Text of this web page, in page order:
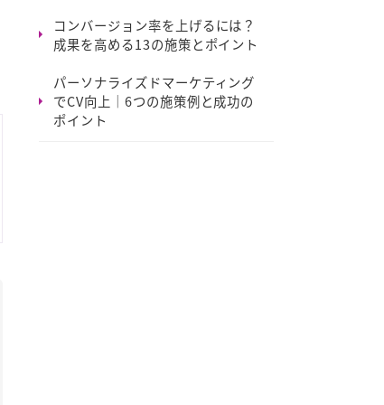
コンバージョン率を上げるには？
成果を高める13の施策とポイント
パーソナライズドマーケティング
でCV向上｜6つの施策例と成功の
ポイント